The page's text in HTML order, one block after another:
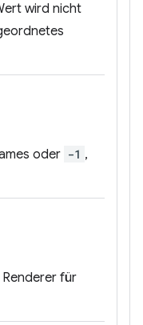
wird nicht
oder -1 ,
für